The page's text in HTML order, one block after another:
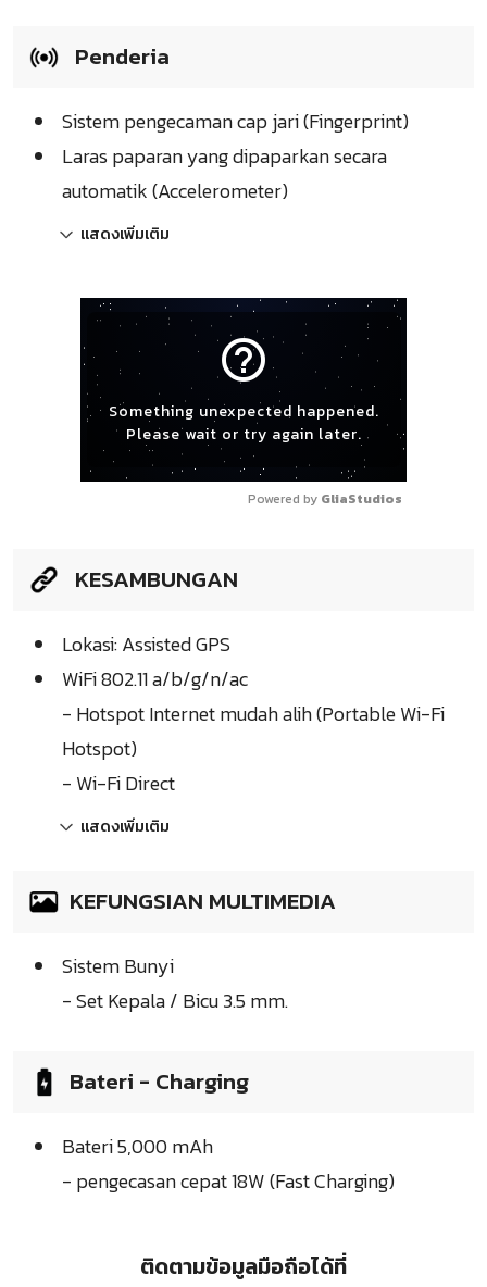
Penderia
Sistem pengecaman cap jari (Fingerprint)
Laras paparan yang dipaparkan secara
automatik (Accelerometer)
แสดงเพิ่มเติม
help_outline
Something unexpected happened.
Please wait or try again later.
Powered by GliaStudios
KESAMBUNGAN
Lokasi: Assisted GPS
WiFi 802.11 a/b/g/n/ac
- Hotspot Internet mudah alih (Portable Wi-Fi
Hotspot)
- Wi-Fi Direct
แสดงเพิ่มเติม
KEFUNGSIAN MULTIMEDIA
Sistem Bunyi
- Set Kepala / Bicu 3.5 mm.
Bateri - Charging
Bateri 5,000 mAh
- pengecasan cepat 18W (Fast Charging)
ติดตามข้อมูลมือถือได้ที่